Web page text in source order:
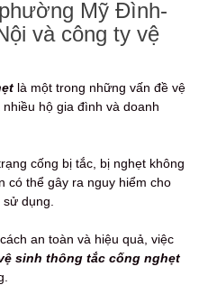
Mỹ Đình-
và công ty vệ
là một trong những vấn đề vệ
hộ gia đình và doanh
cống bị tắc, bị nghẹt không
có thể gây ra nguy hiểm cho
dụng.
an toàn và hiệu quả, việc
sinh thông tắc cống nghẹt